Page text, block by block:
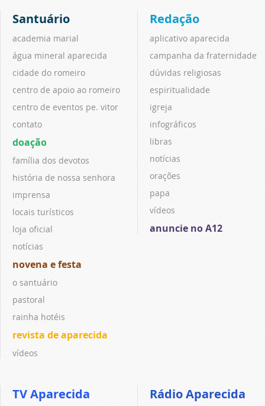
Santuário
academia marial
água mineral aparecida
cidade do romeiro
centro de apoio ao romeiro
centro de eventos pe. vitor
contato
doação
família dos devotos
história de nossa senhora
imprensa
locais turísticos
loja oficial
notícias
novena e festa
o santuário
pastoral
rainha hotéis
revista de aparecida
vídeos
Redação
aplicativo aparecida
campanha da fraternidade
dúvidas religiosas
espiritualidade
igreja
infográficos
libras
notícias
orações
papa
vídeos
anuncie no A12
TV Aparecida Rádio Aparecida